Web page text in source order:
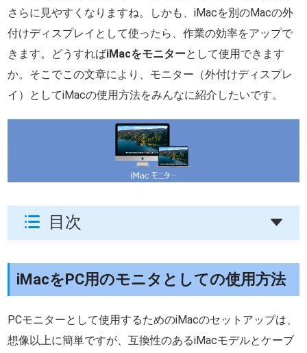
さらに見やすくなりますね。しかも、iMacを別のMacの外
付けディスプレイとして使ったら、作業の効率をアップで
きます。どうすればiMacをモニターとして使用できます
か。そこでこの文章により、モニター（外付けディスプレ
イ）としてiMacの使用方法をみんなに紹介したいです。
目次
iMacをPC用のモニタとしての使用方法
PCモニターとして使用するためのiMacのセットアップは、
想像以上に簡単ですが、互換性のあるiMacモデルとケーブ